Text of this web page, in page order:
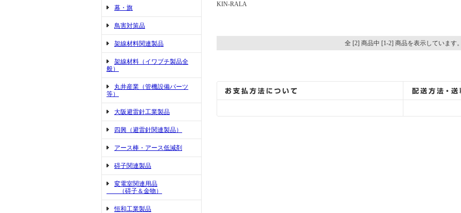
幕・旗
鳥害対策品
架線材料関連製品
架線材料（イワブチ製品全
般）
丸井産業（管機設備パーツ
等）
大阪避雷針工業製品
四興（避雷針関連製品）
アース棒・アース低減剤
碍子関連製品
変電室関連用品
（碍子＆金物）
恒和工業製品
KIN-RALA
全 [2] 商品中 [1-2] 商品を表示しています